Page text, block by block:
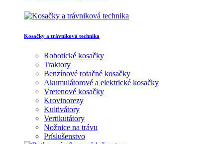
Kosačky a trávniková technika
Robotické kosačky
Traktory
Benzínové rotačné kosačky
Akumulátorové a elektrické kosačky
Vretenové kosačky
Krovinorezy
Kultivátory
Vertikutátory
Nožnice na trávu
Príslušenstvo